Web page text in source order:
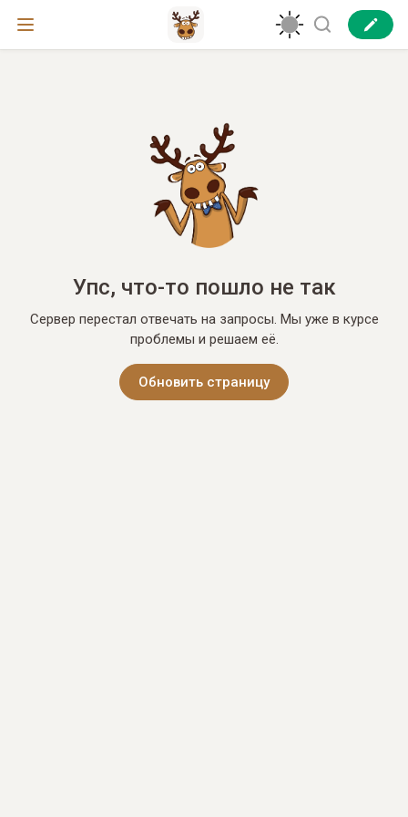
Упс, что-то пошло не так
Сервер перестал отвечать на запросы. Мы уже в курсе
проблемы и решаем её.
Обновить страницу